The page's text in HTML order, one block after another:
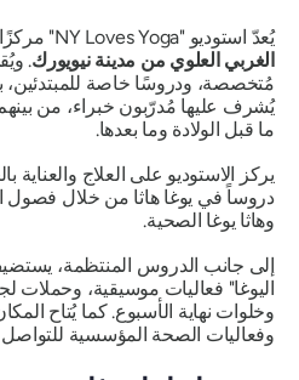
يُعدّ استوديو "NY Loves Yoga" مركزًا لتعليم
الغربي العلوي من مدينة نيويورك.
مُتخصصة، ودروسًا خاصة للمبتدئين،
يُشرف عليها مُدرّبون خبراء، من
ما قبل الولادة وما بعدها.
يركز الاستوديو على العلاج والعناية
دروساً في يوغا هاثا من خلال فصول
وهاثا يوغا الصحية.
إلى جانب الدروس المنتظمة،
اليوغا" فعاليات موسيقية، وحملات
وخلوات نهاية الأسبوع. كما يُتاح
وفعاليات الصحة المؤسسية للتواصل